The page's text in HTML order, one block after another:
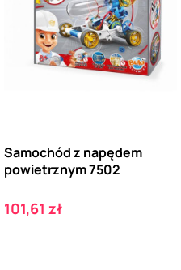
Samochód z napędem
powietrznym 7502
Cena
101,61 zł